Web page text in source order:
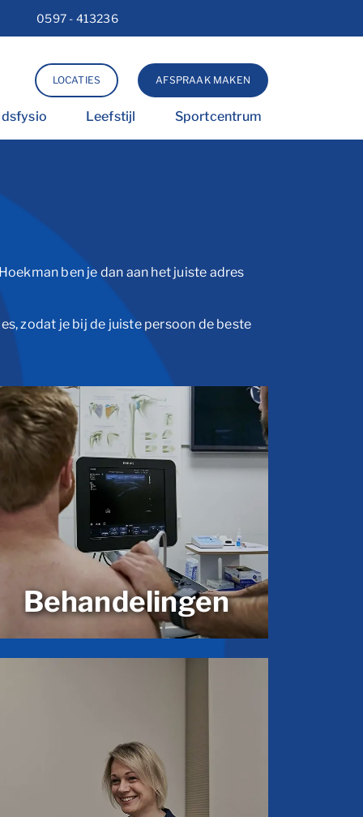
0597 - 413236
Lettergrootte vergroten
Lettergrootte verkleinen
Hoog contrast wisselen
LOCATIES AFSPRAAK MAKEN
Leefstijl Sportcentrum
ben je dan aan het juiste adres
zodat je bij de juiste persoon de beste
Behandelingen